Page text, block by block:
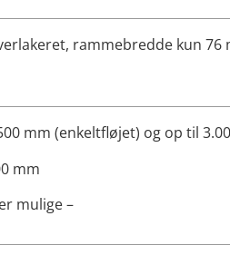
rammebredde kun 76
mm (enkeltfløjet) og op til
mm
mulige –